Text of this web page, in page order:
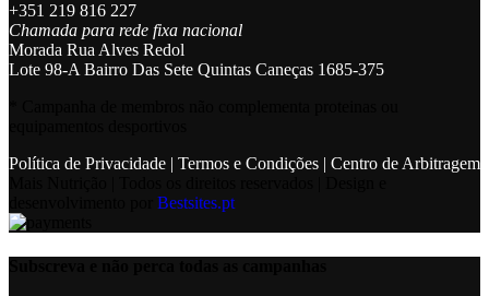
+351 219 816 227
Chamada para rede fixa nacional
Morada Rua Alves Redol
Lote 98-A Bairro Das Sete Quintas Caneças 1685-375
Política de Privacidade | Termos e Condições | Centro de Arbitragem
Bestsites.pt